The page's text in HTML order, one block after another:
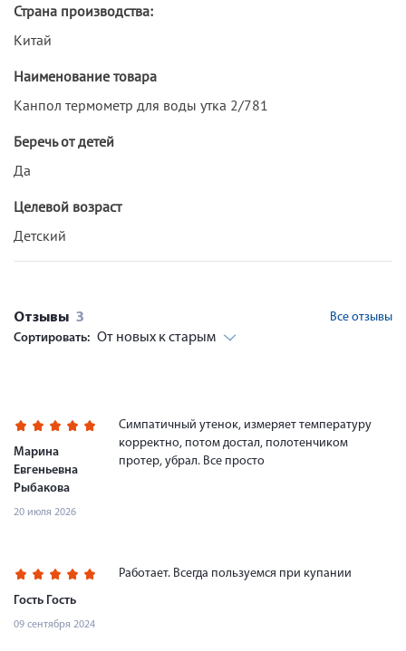
Страна производства:
Китай
Наименование товара
Канпол термометр для воды утка 2/781
Беречь от детей
Да
Целевой возраст
Детский
Отзывы 3
Все отзывы
Сортировать: От новых к старым
Марина
Евгеньевна
Рыбакова
20 июля 2026
Симпатичный утенок, измеряет температуру
корректно, потом достал, полотенчиком
протер, убрал. Все просто
Гость Гость
09 сентября 2024
Работает. Всегда пользуемся при купании